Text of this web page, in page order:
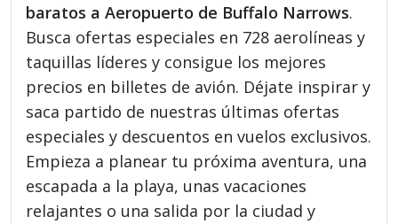
baratos a Aeropuerto de Buffalo Narrows.
Busca ofertas especiales en 728 aerolíneas y
taquillas líderes y consigue los mejores
precios en billetes de avión. Déjate inspirar y
saca partido de nuestras últimas ofertas
especiales y descuentos en vuelos exclusivos.
Empieza a planear tu próxima aventura, una
escapada a la playa, unas vacaciones
relajantes o una salida por la ciudad y